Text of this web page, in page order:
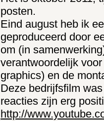
posten.
Eind august heb ik
geproduceerd door
om (in
verantwoordelijk
graphics) en de
Deze bedrijfsfilm
reacties zijn erg
http://